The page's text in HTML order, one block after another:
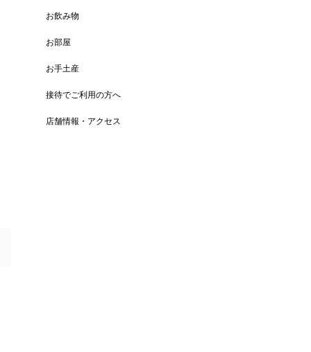
お飲み物
お部屋
お手土産
接待でご利用の方へ
店舗情報・アクセス